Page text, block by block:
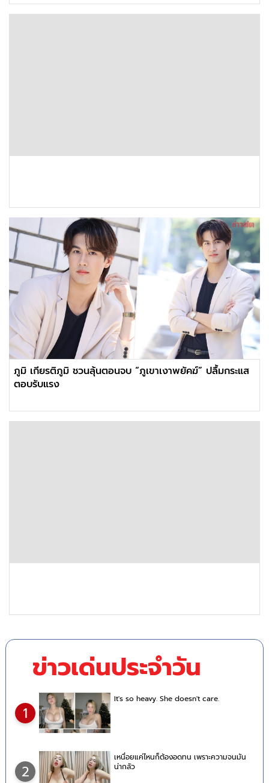
ภูมิ เกียรติภูมิ ชวนลุ้นตอนจบ “ภูเขาเงาพยัคฆ์” ปลื้มกระแส
ตอบรับแรง
ข่าวเด่นประจำวัน
1
It's so heavy. She doesn't care.
2
เหนื่อยแค่ไหนก็ต้องอดทน เพราะความจนมัน
น่ากลัว